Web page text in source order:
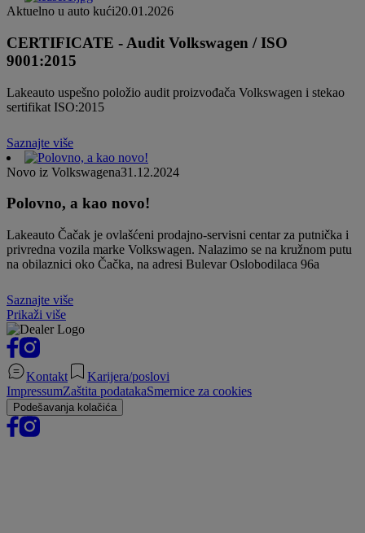
Aktuelno u auto kući20.01.2026
CERTIFICATE - Audit Volkswagen / ISO
9001:2015
Lakeauto uspešno položio audit proizvođača Volkswagen i stekao
sertifikat ISO:2015
Saznajte više
Novo iz Volkswagena31.12.2024
Polovno, a kao novo!
Lakeauto Čačak je ovlašćeni prodajno-servisni centar za putnička i
privredna vozila marke Volkswagen. Nalazimo se na kružnom putu
na obilaznici oko Čačka, na adresi Bulevar Oslobodilaca 96a
Saznajte više
Prikaži više
Kontakt
Karijera/poslovi
ImpressumZaštita podatakaSmernice za cookies
Podešavanja kolačića